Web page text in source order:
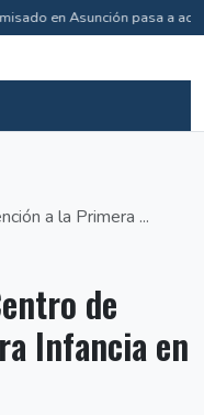
en Asunción pasa a
a la Primera ...
de
Infancia en